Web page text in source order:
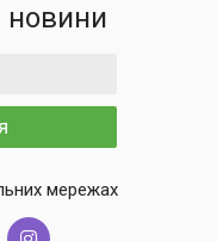
новини
мережах